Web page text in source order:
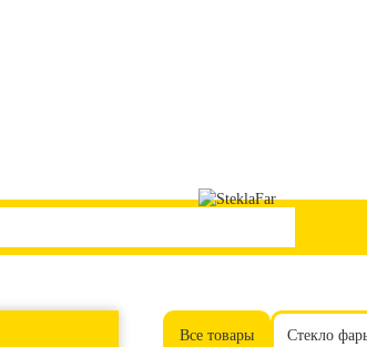
Все товары Стекло